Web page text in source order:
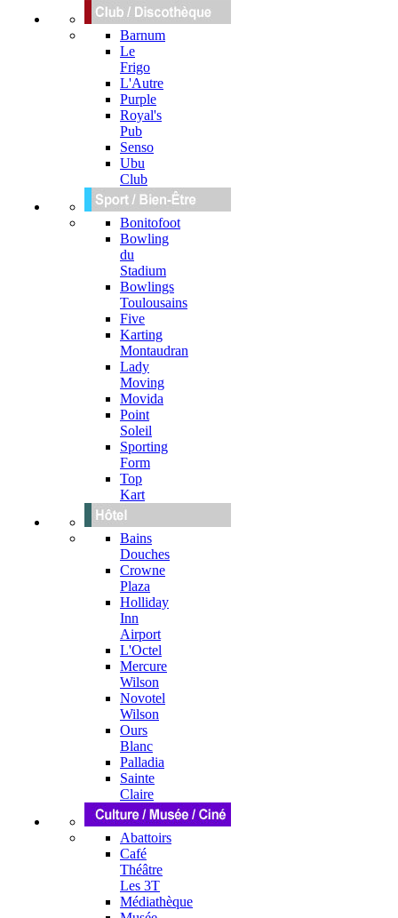
Barnum
Le
Frigo
L'Autre
Purple
Royal's
Pub
Senso
Ubu
Club
Bonitofoot
Bowling
du
Stadium
Bowlings
Toulousains
Five
Karting
Montaudran
Lady
Moving
Movida
Point
Soleil
Sporting
Form
Top
Kart
Bains
Douches
Crowne
Plaza
Holliday
Inn
Airport
L'Octel
Mercure
Wilson
Novotel
Wilson
Ours
Blanc
Palladia
Sainte
Claire
Abattoirs
Café
Théâtre
Les 3T
Médiathèque